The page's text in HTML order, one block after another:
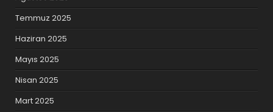
Temmuz 2025
Haziran 2025
Mayıs 2025
Nisan 2025
Mart 2025